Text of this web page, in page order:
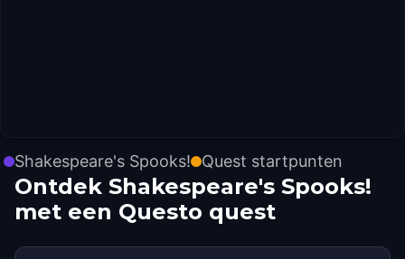
Shakespeare's Spooks! Quest startpunten
Ontdek Shakespeare's Spooks!
met een Questo quest